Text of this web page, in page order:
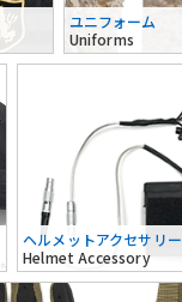
ユニフォーム
Uniforms
ヘルメットアクセサリー
Helmet Accessory